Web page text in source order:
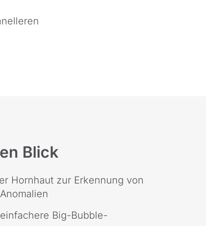
Blick
Hornhaut zur Erkennung von
Big-Bubble-